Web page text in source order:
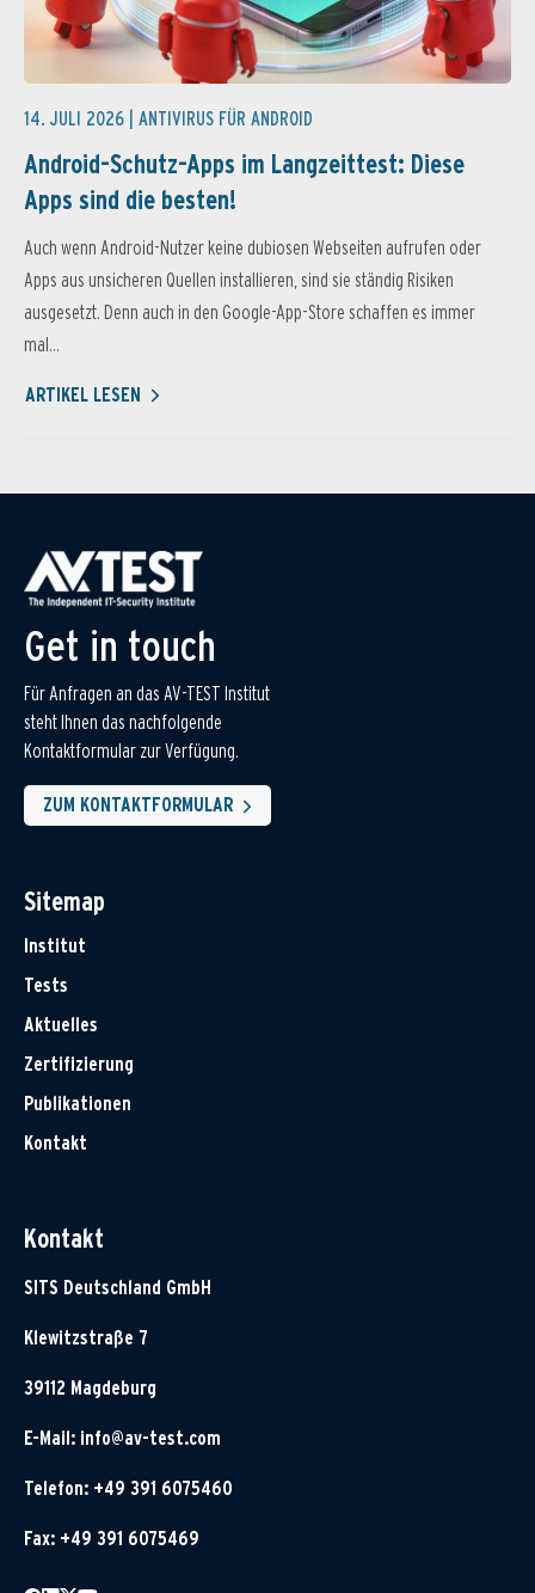
14. JULI 2026 | ANTIVIRUS FÜR ANDROID
Android-Schutz-Apps im Langzeittest: Diese
Apps sind die besten!
Auch wenn Android-Nutzer keine dubiosen Webseiten aufrufen oder
Apps aus unsicheren Quellen installieren, sind sie ständig Risiken
ausgesetzt. Denn auch in den Google-App-Store schaffen es immer
mal...
ARTIKEL LESEN
Get in touch
Für Anfragen an das AV-TEST Institut
steht Ihnen das nachfolgende
Kontaktformular zur Verfügung.
ZUM KONTAKTFORMULAR
Sitemap
Institut
Tests
Aktuelles
Zertifizierung
Publikationen
Kontakt
Kontakt
SITS Deutschland GmbH
Klewitzstraße 7
39112 Magdeburg
E-Mail: info@av-test.com
Telefon: +49 391 6075460
Fax: +49 391 6075469